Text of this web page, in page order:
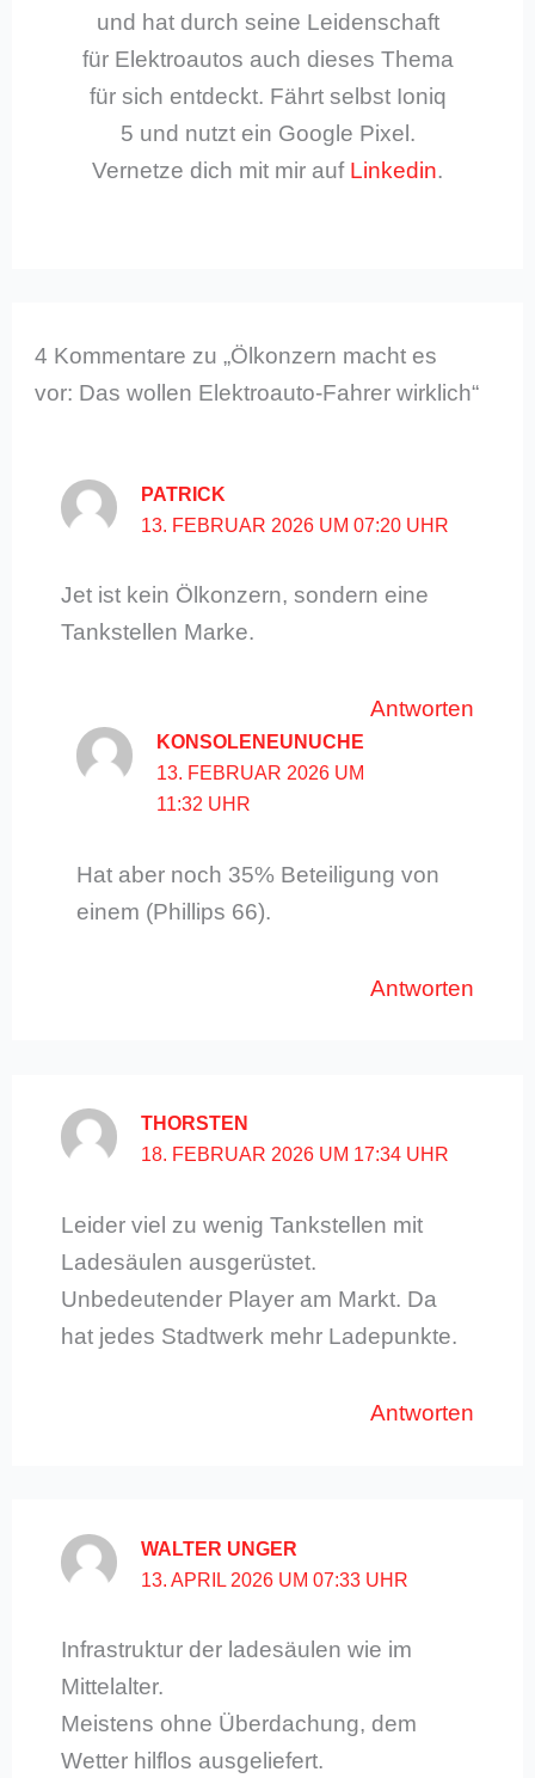
und hat durch seine Leidenschaft
für Elektroautos auch dieses Thema
für sich entdeckt. Fährt selbst Ioniq
5 und nutzt ein Google Pixel.
Vernetze dich mit mir auf Linkedin.
4 Kommentare zu „Ölkonzern macht es
vor: Das wollen Elektroauto-Fahrer wirklich“
PATRICK
13. FEBRUAR 2026 UM 07:20 UHR
Jet ist kein Ölkonzern, sondern eine
Tankstellen Marke.
Antworten
KONSOLENEUNUCHE
13. FEBRUAR 2026 UM
11:32 UHR
Hat aber noch 35% Beteiligung von
einem (Phillips 66).
Antworten
THORSTEN
18. FEBRUAR 2026 UM 17:34 UHR
Leider viel zu wenig Tankstellen mit
Ladesäulen ausgerüstet.
Unbedeutender Player am Markt. Da
hat jedes Stadtwerk mehr Ladepunkte.
Antworten
WALTER UNGER
13. APRIL 2026 UM 07:33 UHR
Infrastruktur der ladesäulen wie im
Mittelalter.
Meistens ohne Überdachung, dem
Wetter hilflos ausgeliefert.